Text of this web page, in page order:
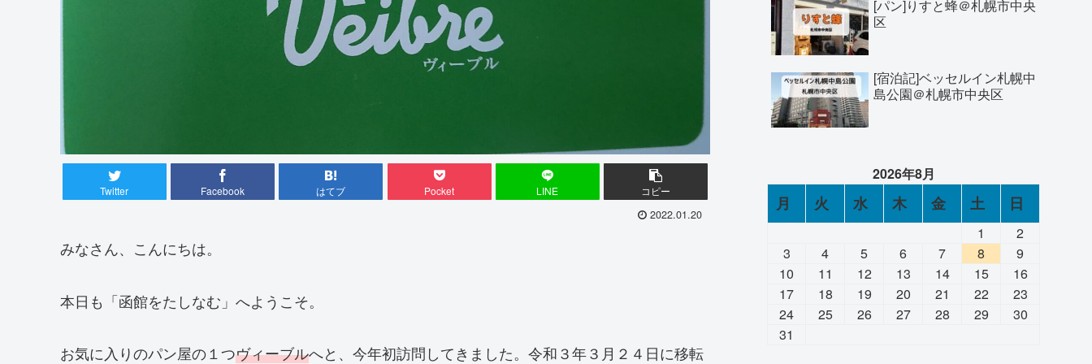
Twitter Facebook はてブ Pocket LINE コピー
2022.01.20
みなさん、こんにちは。
本日も「函館をたしなむ」へようこそ。
お気に入りのパン屋の１つヴィーブルへと、今年初訪問してきました。令和３年３月２４日に移転
[パン]りすと蜂＠札幌市中央
区
[宿泊記]ベッセルイン札幌中
島公園＠札幌市中央区
2026年8月
月 火 水 木 金 土 日
1
2
3
4 5 6 7 8
9
10
11 12 13 14 15
16
17
18 19 20 21 22
23
24
25 26 27 28 29
30
31